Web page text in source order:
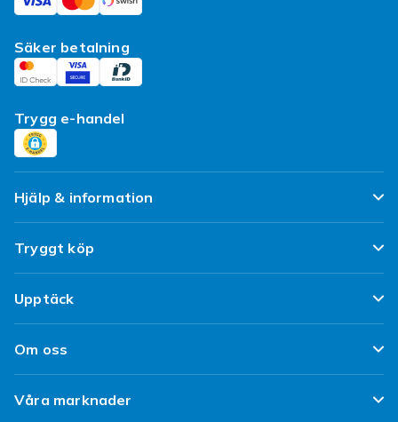
Säker betalning
Trygg e-handel
Hjälp & information
Vanliga frågor
Spåra paket
Ångra & Returnera här
Leverans
Tryggt köp
Nöjd kund-löfte
Kundrecensioner
Begagnat / Refurbished
Upptäck
Populära kategorier
Designa egna kläder
Om oss
Om Fyndiq
Våra marknader